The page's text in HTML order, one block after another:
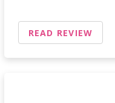
READ REVIEW